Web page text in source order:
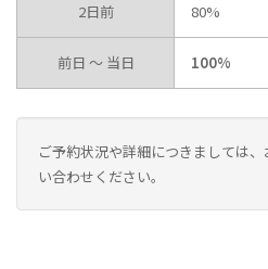
2日前 80%
前日 〜 当日 100%
ご予約状況や詳細につきましては
い合わせください。